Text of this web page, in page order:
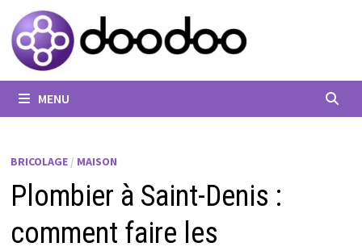
Passer
au
contenu
MENU
BRICOLAGE/ MAISON
Plombier à Saint-Denis :
comment faire les